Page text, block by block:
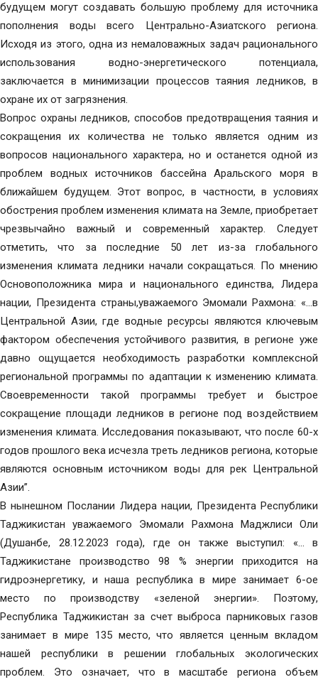
будущем могут создавать большую проблему для источника
пополнения воды всего Центрально-Азиатского региона.
Исходя из этого, одна из немаловажных задач рационального
использования водно-энергетического потенциала,
заключается в минимизации процессов таяния ледников, в
охране их от загрязнения.
Вопрос охраны ледников, способов предотвращения таяния и
сокращения их количества не только является одним из
вопросов национального характера, но и останется одной из
проблем водных источников бассейна Аральского моря в
ближайшем будущем. Этот вопрос, в частности, в условиях
обострения проблем изменения климата на Земле, приобретает
чрезвычайно важный и современный характер. Следует
отметить, что за последние 50 лет из-за глобального
изменения климата ледники начали сокращаться. По мнению
Основоположника мира и национального единства, Лидера
нации, Президента страны,уважаемого Эмомали Рахмона: «…в
Центральной Азии, где водные ресурсы являются ключевым
фактором обеспечения устойчивого развития, в регионе уже
давно ощущается необходимость разработки комплексной
региональной программы по адаптации к изменению климата.
Своевременности такой программы требует и быстрое
сокращение площади ледников в регионе под воздействием
изменения климата. Исследования показывают, что после 60-х
годов прошлого века исчезла треть ледников региона, которые
являются основным источником воды для рек Центральной
Азии”.
В нынешном Послании Лидера нации, Президента Республики
Таджикистан уважаемого Эмомали Рахмона Маджлиси Оли
(Душанбе, 28.12.2023 года), где он также выступил: «… в
Таджикистане производство 98 % энергии приходится на
гидроэнергетику, и наша республика в мире занимает 6-ое
место по производству «зеленой энергии». Поэтому,
Республика Таджикистан за счет выброса парниковых газов
занимает в мире 135 место, что является ценным вкладом
нашей республики в решении глобальных экологических
проблем. Это означает, что в масштабе региона объем